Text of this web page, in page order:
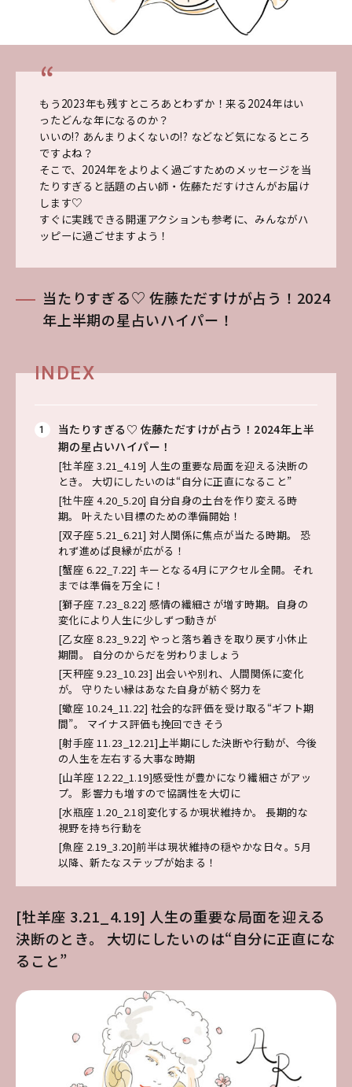
もう2023年も残すところあとわずか！来る2024年はい
ったどんな年になるのか？
いいの!? あんまりよくないの!? などなど気になるところ
ですよね？
そこで、2024年をよりよく過ごすためのメッセージを当
たりすぎると話題の占い師・佐藤ただすけさんがお届け
します♡
すぐに実践できる開運アクションも参考に、みんながハ
ッピーに過ごせますよう！
当たりすぎる♡ 佐藤ただすけが占う！2024
年上半期の星占いハイパー！
INDEX
当たりすぎる♡ 佐藤ただすけが占う！2024年上半
期の星占いハイパー！
[牡羊座 3.21_4.19] 人生の重要な局面を迎える決断の
とき。 大切にしたいのは“自分に正直になること”
[牡牛座 4.20_5.20] 自分自身の土台を作り変える時
期。 叶えたい目標のための準備開始！
[双子座 5.21_6.21] 対人関係に焦点が当たる時期。 恐
れず進めば良縁が広がる！
[蟹座 6.22_7.22] キーとなる4月にアクセル全開。それ
までは準備を万全に！
[獅子座 7.23_8.22] 感情の繊細さが増す時期。自身の
変化により人生に少しずつ動きが
[乙女座 8.23_9.22] やっと落ち着きを取り戻す小休止
期間。 自分のからだを労わりましょう
[天秤座 9.23_10.23] 出会いや別れ、人間関係に変化
が。 守りたい縁はあなた自身が紡ぐ努力を
[蠍座 10.24_11.22] 社会的な評価を受け取る“ギフト期
間”。 マイナス評価も挽回できそう
[射手座 11.23_12.21]上半期にした決断や行動が、今後
の人生を左右する大事な時期
[山羊座 12.22_1.19]感受性が豊かになり繊細さがアッ
プ。 影響力も増すので協調性を大切に
[水瓶座 1.20_2.18]変化するか現状維持か。 長期的な
視野を持ち行動を
[魚座 2.19_3.20]前半は現状維持の穏やかな日々。5月
以降、新たなステップが始まる！
[牡羊座 3.21_4.19] 人生の重要な局面を迎える
決断のとき。 大切にしたいのは“自分に正直にな
ること”